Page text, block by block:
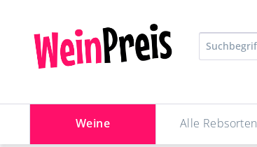
Weine Alle Rebsorten